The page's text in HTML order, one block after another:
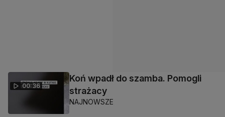
00:36
Koń wpadł do szamba. Pomogli
strażacy
NAJNOWSZE